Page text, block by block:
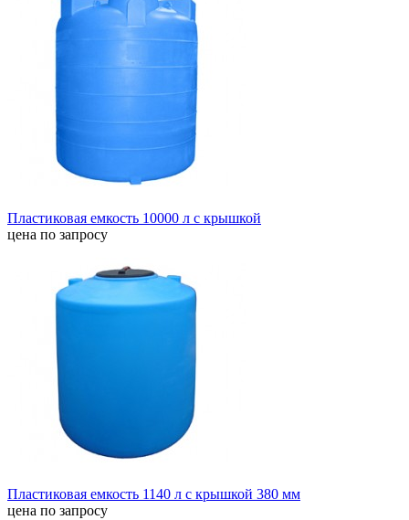
Пластиковая емкость 10000 л с крышкой
цена по запросу
Пластиковая емкость 1140 л с крышкой 380 мм
цена по запросу